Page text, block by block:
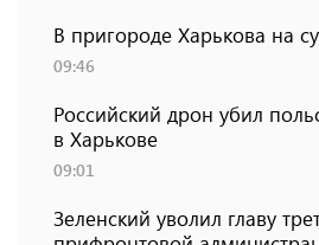
В пригороде Харькова на
09:46
Российский дрон убил
в Харькове
09:01
Зеленский уволил главу